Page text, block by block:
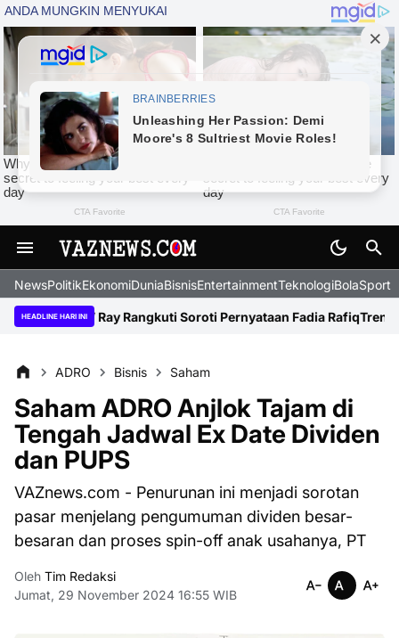
NewsPolitikEkonomiDuniaBisnisEntertainmentTeknologiBolaSport
HEADLINE HARI INI
Ray Rangkuti Soroti Pernyataan Fadia RafiqTren Baru
ADRO Bisnis Saham
Saham ADRO Anjlok Tajam di
Tengah Jadwal Ex Date Dividen
dan PUPS
VAZnews.com - Penurunan ini menjadi sorotan
pasar menjelang pengumuman dividen besar-
besaran dan proses spin-off anak usahanya, PT
Oleh Tim Redaksi
Jumat, 29 November 2024 16:55 WIB